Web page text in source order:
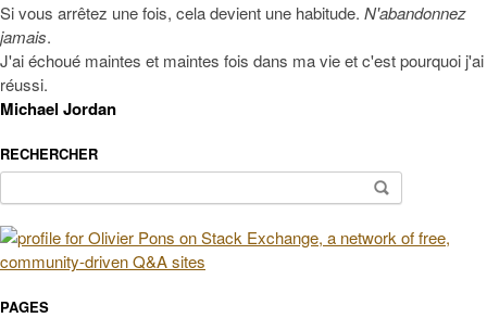
Si vous arrêtez une fois, cela devient une habitude. N'abandonnez
jamais.
J'ai échoué maintes et maintes fois dans ma vie et c'est pourquoi j'ai
réussi.
Michael Jordan
RECHERCHER
PAGES